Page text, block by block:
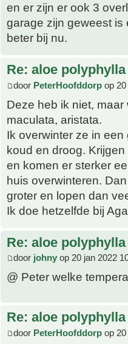
en er zijn er ook 3
garage zijn geweest
beter bij nu.
Re: aloe polyphylla
door PeterHoofddorp op
Deze heb ik niet,
maculata, aristata.
Ik overwinter ze in
koud en droog.
en komen er sterker
huis overwinteren.
groter en lopen dan
Ik doe hetzelfde bij
Re: aloe polyphylla
door johny op 20 jan 2022
@ Peter welke
Re: aloe polyphylla
door PeterHoofddorp op